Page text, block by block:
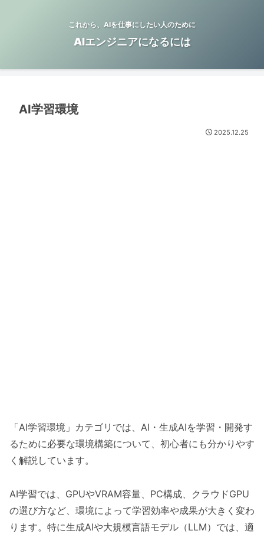
これから、AIを仕事にしたい人のために
AIエンジニアになるには
AI学習環境
2025.12.25
「AI学習環境」カテゴリでは、AI・生成AIを学習・開発す
るために必要な環境構築について、初心者にも分かりやす
く解説しています。
AI学習では、GPUやVRAM容量、PC構成、クラウドGPU
の選び方など、環境によって学習効率や成果が大きく変わ
ります。特に生成AIや大規模言語モデル（LLM）では、適